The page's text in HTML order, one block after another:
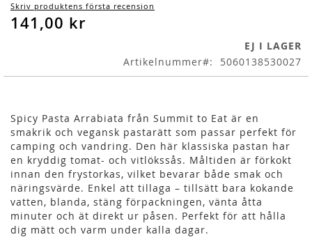
of
the
beginning
of
Skriv produktens första recension
141,00 kr
EJ I LAGER
Artikelnummer
5060138530027
Spicy Pasta Arrabiata från Summit to Eat är en
smakrik och vegansk pastarätt som passar perfekt för
camping och vandring. Den här klassiska pastan har
en kryddig tomat- och vitlökssås. Måltiden är förkokt
innan den frystorkas, vilket bevarar både smak och
näringsvärde. Enkel att tillaga – tillsätt bara kokande
vatten, blanda, stäng förpackningen, vänta åtta
minuter och ät direkt ur påsen. Perfekt för att hålla
dig mätt och varm under kalla dagar.